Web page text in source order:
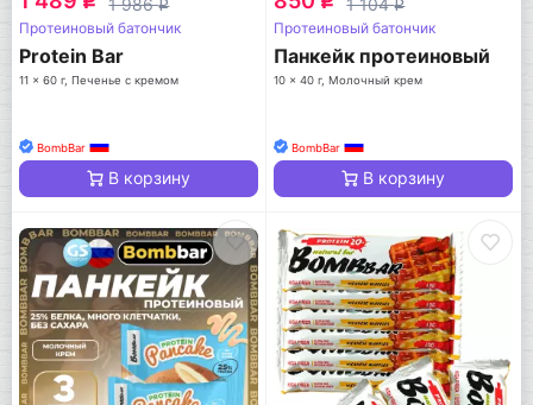
q
Протеиновый батончик
Protein Bar
11 x 60 г, Печенье с кремом
BombBar
В корзину
q
Протеиновый батончик
Панкейк протеиновый
10 x 40 г, Молочный крем
BombBar
В корзину